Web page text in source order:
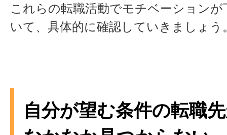
これらの転職活動でモチベーション
いて、具体的に確認していきましょう
自分が望む条件の転職